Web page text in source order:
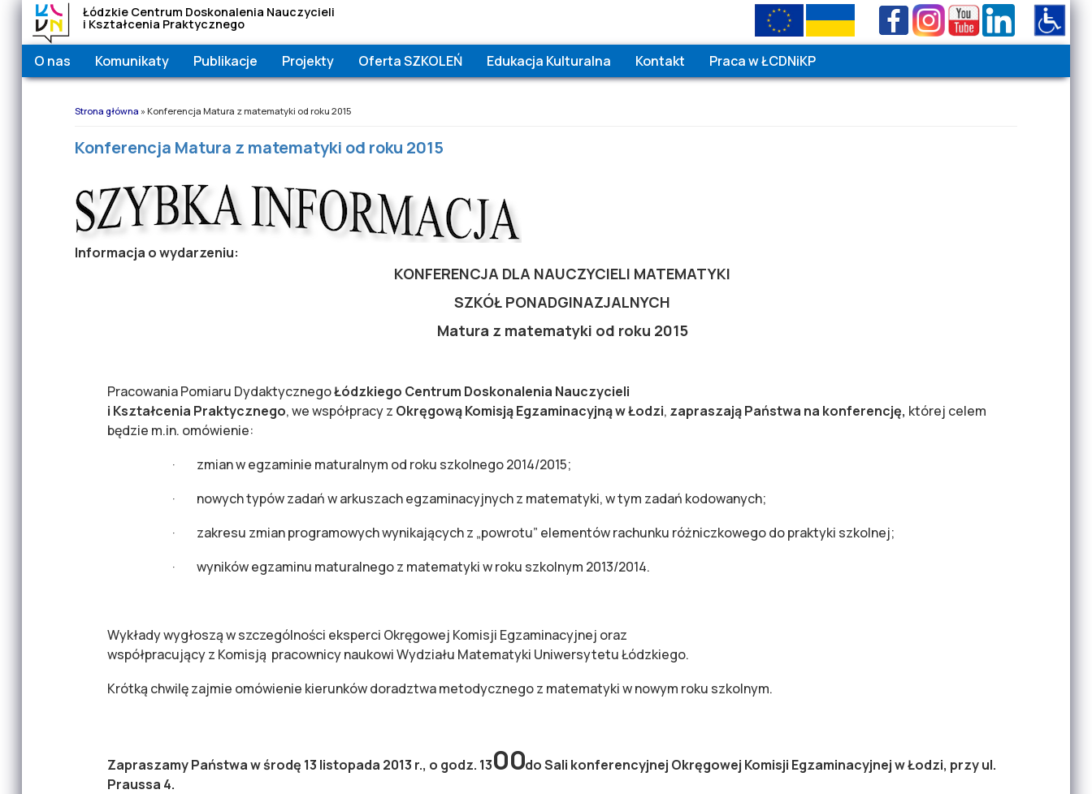
Łódzkie Centrum Doskonalenia Nauczycieli
i Kształcenia Praktycznego
Wielkość czcionki Kontrast
O nas Komunikaty Publikacje Projekty Oferta SZKOLEŃ Edukacja Kulturalna Kontakt Praca w ŁCDNiKP
Jesteś tutaj
Strona główna » Konferencja Matura z matematyki od roku 2015
Konferencja Matura z matematyki od roku 2015
Informacja o wydarzeniu:
KONFERENCJA DLA NAUCZYCIELI MATEMATYKI
SZKÓŁ PONADGINAZJALNYCH
Matura z matematyki od roku 2015
Pracowania Pomiaru DydaktycznegoŁódzkiego Centrum Doskonalenia Nauczycieli
i Kształcenia Praktycznego, we współpracy z Okręgową Komisją Egzaminacyjną w Łodzi, zapraszają Państwa na konferencję, której celem
będzie m.in. omówienie:
· zmian w egzaminie maturalnym od roku szkolnego 2014/2015;
· nowych typów zadań w arkuszach egzaminacyjnych z matematyki, w tym zadań kodowanych;
· zakresu zmian programowych wynikających z „powrotu” elementów rachunku różniczkowego do praktyki szkolnej;
· wyników egzaminu maturalnego z matematyki w roku szkolnym 2013/2014.
Wykłady wygłoszą w szczególności eksperci Okręgowej Komisji Egzaminacyjnej oraz
współpracujący z Komisją pracownicy naukowi Wydziału Matematyki Uniwersytetu Łódzkiego.
Krótką chwilę zajmie omówienie kierunków doradztwa metodycznego z matematyki w nowym roku szkolnym.
Zapraszamy Państwa w środę 13 listopada 2013 r., o godz. 1300do Sali konferencyjnej Okręgowej Komisji Egzaminacyjnej w Łodzi, przy ul.
Praussa 4.